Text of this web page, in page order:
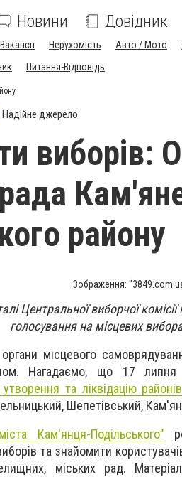
Новини Довідник
Вакансії Нерухомість Авто / Мото
Питання-Відповідь
Надійне джерело
виборів:
району
Зображення:
Центральної виборчої
голосування на місцевих
місцевого
Нагадаємо, що 17
та ліквідацію
Шепетівський,
Кам'янця-Подільського"
та знайомити
міських рад.